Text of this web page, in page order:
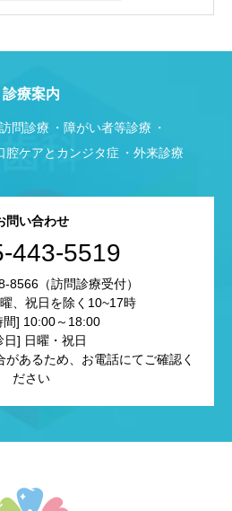
診療案内
訪問診療
障がい者等診療
腔ケアとカンジタ症 外来診療
問い合わせ
443-5519
8566（訪問診療受付）
、祝日を除く10~17時
間] 10:00～18:00
日] 日曜・祝日
あるため、お電話にてご確認く
ださい